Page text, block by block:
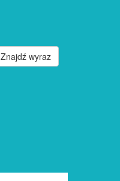
Znajdź wyraz